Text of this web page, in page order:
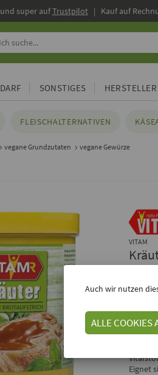
super aufTrustpilot| Kauf auf
SONSTIGES
FLEISCHALTERNATIVEN
vegane Grundzutaten vegane Gewürze
VITAM
Das
Eignet
Auch wir nutzen
ALLE COOKIES